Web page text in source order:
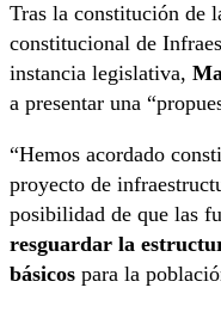
Tras la constitución de
constitucional de
instancia legislativa,
a presentar una
“Hemos acordado
proyecto de
posibilidad de que las
resguardar la
básicos para la